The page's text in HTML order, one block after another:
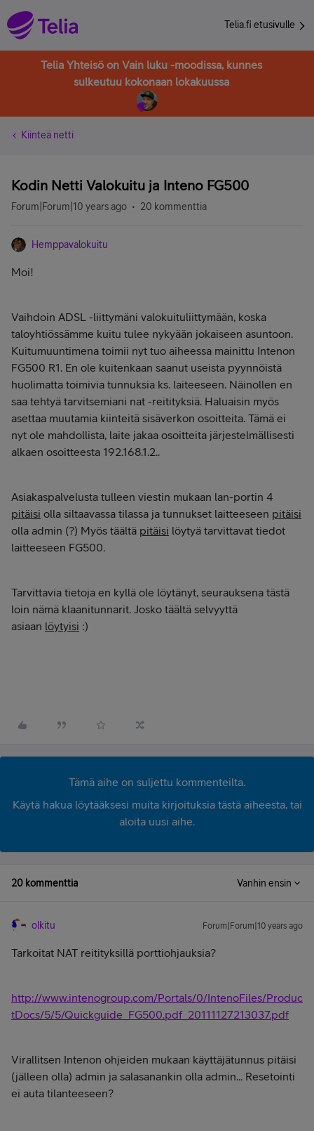
Telia.fi etusivulle
Telia Yhteisö on Vain luku -moodissa, kunnes
sulkeutuu kokonaan lokakuussa
Kiinteä netti
Kodin Netti Valokuitu ja Inteno FG500
Forum|Forum|10 years ago 20 kommenttia
Hemppavalokuitu
Moi!
Vaihdoin ADSL -liittymäni valokuituliittymään, koska
taloyhtiössämme kuitu tulee nykyään jokaiseen asuntoon.
Kuitumuuntimena toimii nyt tuo aiheessa mainittu Intenon
FG500 R1. En ole kuitenkaan saanut useista pyynnöistä
huolimatta toimivia tunnuksia ks. laiteeseen. Näinollen en
saa tehtyä tarvitsemiani nat -reitityksiä. Haluaisin myös
asettaa muutamia kiinteitä sisäverkon osoitteita. Tämä ei
nyt ole mahdollista, laite jakaa osoitteita järjestelmällisesti
alkaen osoitteesta 192.168.1.2..
Asiakaspalvelusta tulleen viestin mukaan lan-portin 4
pitäisi olla siltaavassa tilassa ja tunnukset laitteeseen pitäisi
olla admin (?) Myös täältä pitäisi löytyä tarvittavat tiedot
laitteeseen FG500.
Tarvittavia tietoja en kyllä ole löytänyt, seurauksena tästä
loin nämä klaanitunnarit. Josko täältä selvyyttä
asiaan löytyisi :)
Tämä aihe on suljettu kommenteilta.
Käytä hakua löytääksesi muita kirjoituksia tästä aiheesta, tai
aloita uusi aihe.
20 kommenttia Vanhin ensin
olkitu Forum|Forum|10 years ago
Tarkoitat NAT reitityksillä porttiohjauksia?
http://www.intenogroup.com/Portals/0/IntenoFiles/Produc
tDocs/5/5/Quickguide_FG500.pdf_20111127213037.pdf
Virallitsen Intenon ohjeiden mukaan käyttäjätunnus pitäisi
(jälleen olla) admin ja salasanankin olla admin... Resetointi
ei auta tilanteeseen?